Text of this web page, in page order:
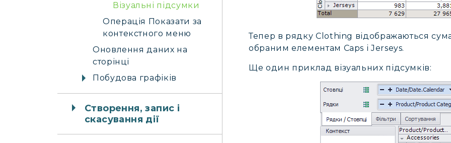
Тепер в рядку Clothing відображаються
обраним елементам Caps і Jerseys.
Ще один приклад візуальних підсумків:
Візуальні підсумки
Операція Показати за
контекстного меню
Оновлення даних на
сторінці
Побудова графіків
Створення, запис і
скасування дії